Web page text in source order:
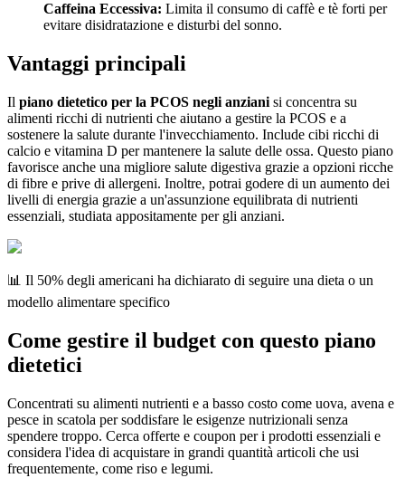
Caffeina Eccessiva: Limita il consumo di caffè e tè forti per
evitare disidratazione e disturbi del sonno.
Vantaggi principali
Il piano dietetico per la PCOS negli anziani si concentra su
alimenti ricchi di nutrienti che aiutano a gestire la PCOS e a
sostenere la salute durante l'invecchiamento. Include cibi ricchi di
calcio e vitamina D per mantenere la salute delle ossa. Questo piano
favorisce anche una migliore salute digestiva grazie a opzioni ricche
di fibre e prive di allergeni. Inoltre, potrai godere di un aumento dei
livelli di energia grazie a un'assunzione equilibrata di nutrienti
essenziali, studiata appositamente per gli anziani.
📊 Il 50% degli americani ha dichiarato di seguire una dieta o un
modello alimentare specifico
Come gestire il budget con questo piano
dietetici
Concentrati su alimenti nutrienti e a basso costo come uova, avena e
pesce in scatola per soddisfare le esigenze nutrizionali senza
spendere troppo. Cerca offerte e coupon per i prodotti essenziali e
considera l'idea di acquistare in grandi quantità articoli che usi
frequentemente, come riso e legumi.